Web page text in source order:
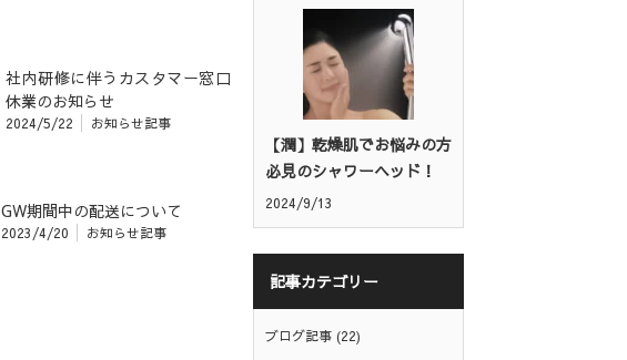
社内研修に伴うカスタマー窓口
休業のお知らせ
2024/5/22 お知らせ記事
GW期間中の配送について
2023/4/20 お知らせ記事
【潤】乾燥肌でお悩みの方
必見のシャワーヘッド！
2024/9/13
記事カテゴリー
ブログ記事 (22)